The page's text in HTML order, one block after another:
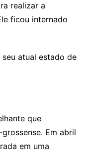
realizar a
ficou internado
atual estado de
que
Em abril
em uma